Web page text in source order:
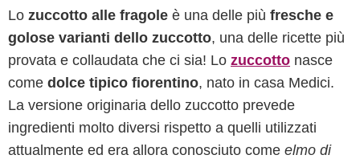
Lo zuccotto alle fragole è una delle più fresche e
golose varianti dello zuccotto, una delle ricette più
provata e collaudata che ci sia! Lo zuccotto nasce
come dolce tipico fiorentino, nato in casa Medici.
La versione originaria dello zuccotto prevede
ingredienti molto diversi rispetto a quelli utilizzati
attualmente ed era allora conosciuto come elmo di